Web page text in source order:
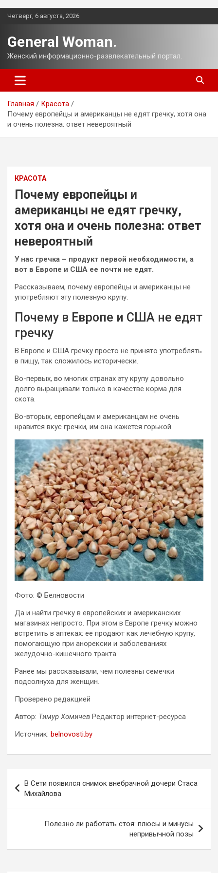
Перейти
Четверг, 6 августа, 2026
General Woman.
Женский информационно-развлекательный портал.
Главная
Красота
Почему европейцы и американцы не едят гречку, хотя она
и очень полезна: ответ невероятный
КРАСОТА
Почему европейцы и
американцы не едят гречку,
хотя она и очень полезна: ответ
невероятный
У нас гречка – продукт первой необходимости, а
вот в Европе и США ее почти не едят.
Рассказываем, почему европейцы и американцы не
употребляют эту полезную крупу.
Почему в Европе и США не едят
гречку
В Европе и США гречку просто не принято употреблять
в пищу, так сложилось исторически.
Во-первых, во многих странах эту крупу довольно
долго выращивали только в качестве корма для
скота.
Во-вторых, европейцам и американцам не очень
нравится вкус гречки, им она кажется горькой.
Фото: © Белновости
Да и найти гречку в европейских и американских
магазинах непросто. При этом в Европе гречку можно
встретить в аптеках: ее продают как лечебную крупу,
помогающую при анорексии и заболеваниях
желудочно-кишечного тракта.
Ранее мы рассказывали, чем полезны семечки
подсолнуха для женщин.
Проверено редакцией
Автор: Тимур Хомичев Редактор интернет-ресурса
Источник: belnovosti.by
по
записям
В Сети появился снимок внебрачной дочери Стаса
Михайлова
Полезно ли работать стоя: плюсы и минусы
непривычной позы